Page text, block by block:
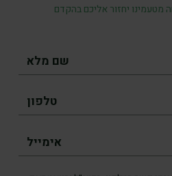
מטעמינו יחזור אליכם בהקדם